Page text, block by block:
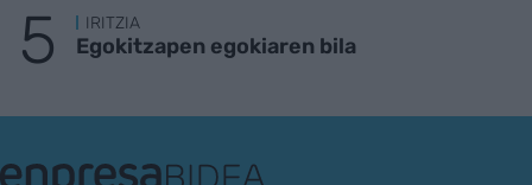
IRITZIA
Egokitzapen egokiaren bila